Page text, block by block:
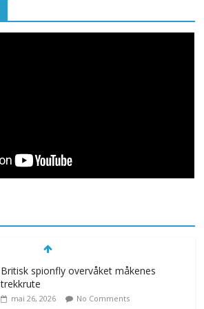
Britisk spionfly overvåket måkenes
trekkrute
mai 26, 2026 No Comments